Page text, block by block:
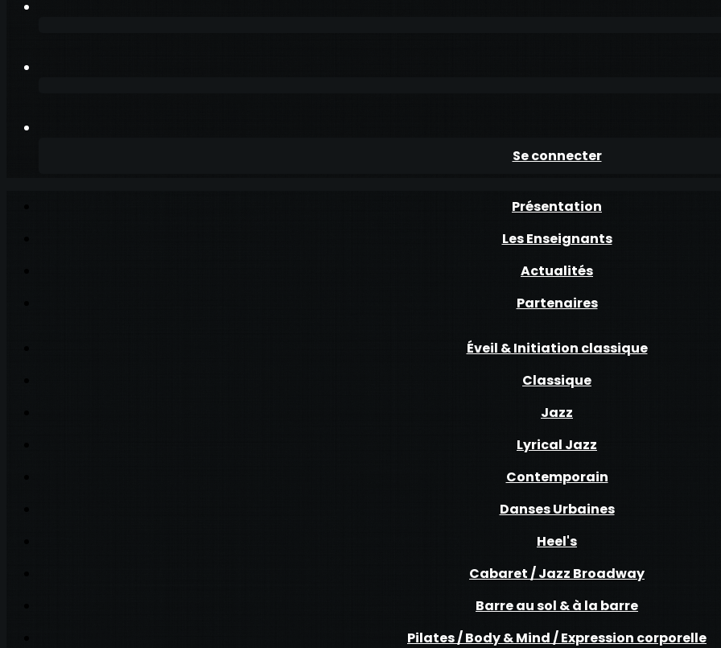
Se connecter
Présentation
Les Enseignants
Actualités
Partenaires
Éveil & Initiation classique
Classique
Jazz
Lyrical Jazz
Contemporain
Danses Urbaines
Heel's
Cabaret / Jazz Broadway
Barre au sol & à la barre
Pilates / Body & Mind / Expression corporelle